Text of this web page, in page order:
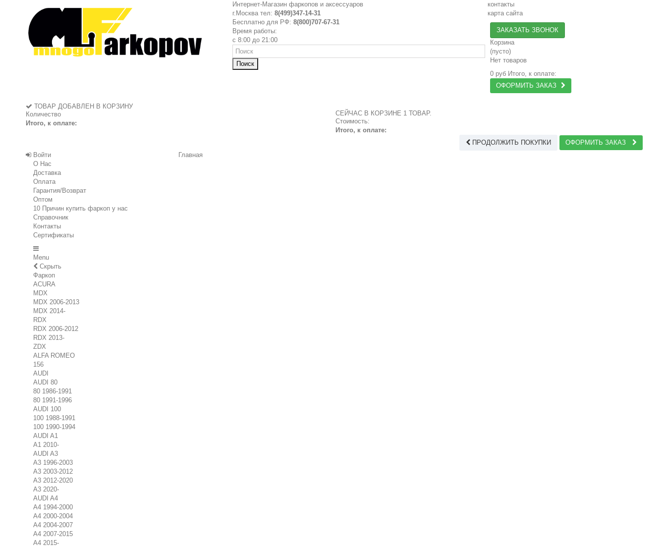
Интернет-Магазин фаркопов и аксессуаров
г.Москва тел: 8(499)347-14-31
Бесплатно для РФ: 8(800)707-67-31
Время работы:
с 8:00 до 21:00
Поиск
контакты
карта сайта
ЗАКАЗАТЬ ЗВОНОК
Корзина
(пусто)
Нет товаров
0 руб Итого, к оплате:
ОФОРМИТЬ ЗАКАЗ
ТОВАР ДОБАВЛЕН В КОРЗИНУ
Количество
Итого, к оплате:
СЕЙЧАС В КОРЗИНЕ 1 ТОВАР.
Стоимость:
Итого, к оплате:
ПРОДОЛЖИТЬ ПОКУПКИ
ОФОРМИТЬ ЗАКАЗ
Войти
Главная
О Нас
Доставка
Оплата
Гарантия/Возврат
Оптом
10 Причин купить фаркоп у нас
Справочник
Контакты
Сертификаты
Menu
Скрыть
Фаркоп
ACURA
MDX
MDX 2006-2013
MDX 2014-
RDX
RDX 2006-2012
RDX 2013-
ZDX
ALFA ROMEO
156
AUDI
AUDI 80
80 1986-1991
80 1991-1996
AUDI 100
100 1988-1991
100 1990-1994
AUDI A1
A1 2010-
AUDI A3
A3 1996-2003
A3 2003-2012
A3 2012-2020
A3 2020-
AUDI A4
A4 1994-2000
A4 2000-2004
A4 2004-2007
A4 2007-2015
A4 2015-